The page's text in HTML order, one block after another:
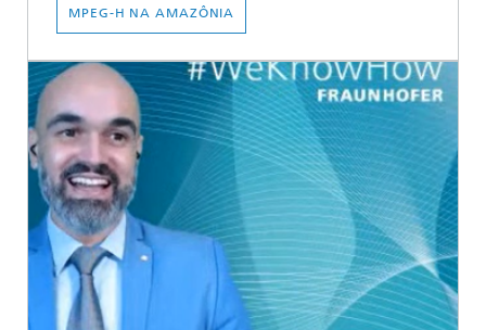
MPEG-H NA AMAZÔNIA